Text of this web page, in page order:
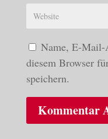
Name, E-Mail-
diesem Browser
speichern.
Kommentar